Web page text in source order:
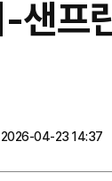
샌프
2026-04-23 14:37